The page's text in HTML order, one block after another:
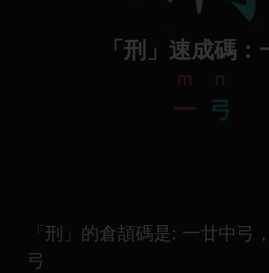
「刑」速成碼：
m
一
n
弓
「刑」的倉頡碼是: 一廿中弓
弓